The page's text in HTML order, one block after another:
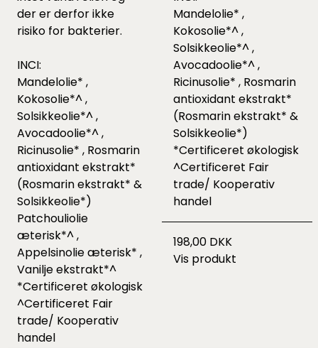
der er derfor ikke
risiko for bakterier.
INCI:
Mandelolie* ,
Kokosolie*^ ,
Solsikkeolie*^ ,
Avocadoolie*^ ,
Ricinusolie* , Rosmarin
antioxidant ekstrakt*
(Rosmarin ekstrakt* &
Solsikkeolie*)
Patchouliolie
æterisk*^ ,
Appelsinolie æterisk* ,
Vanilje ekstrakt*^
*Certificeret økologisk
^Certificeret Fair
trade/ Kooperativ
handel
Mandelolie* ,
Kokosolie*^ ,
Solsikkeolie*^ ,
Avocadoolie*^ ,
Ricinusolie* , Rosmarin
antioxidant ekstrakt*
(Rosmarin ekstrakt* &
Solsikkeolie*)
*Certificeret økologisk
^Certificeret Fair
trade/ Kooperativ
handel
198,00 DKK
Vis produkt